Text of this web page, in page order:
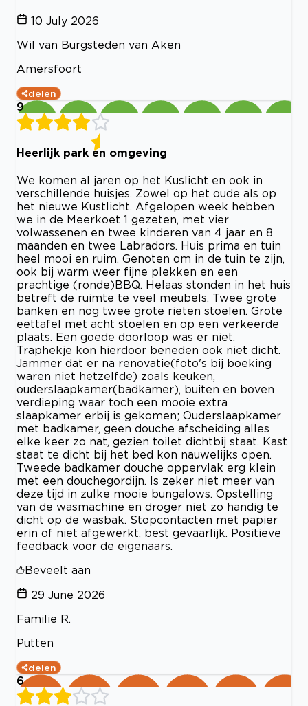
10 July 2026
Wil van Burgsteden van Aken
Amersfoort
delen
9
Heerlijk park en omgeving
We komen al jaren op het Kuslicht en ook in
verschillende huisjes. Zowel op het oude als op
het nieuwe Kustlicht. Afgelopen week hebben
we in de Meerkoet 1 gezeten, met vier
volwassenen en twee kinderen van 4 jaar en 8
maanden en twee Labradors. Huis prima en tuin
heel mooi en ruim. Genoten om in de tuin te zijn,
ook bij warm weer fijne plekken en een
prachtige (ronde)BBQ. Helaas stonden in het huis
betreft de ruimte te veel meubels. Twee grote
banken en nog twee grote rieten stoelen. Grote
eettafel met acht stoelen en op een verkeerde
plaats. Een goede doorloop was er niet.
Traphekje kon hierdoor beneden ook niet dicht.
Jammer dat er na renovatie(foto's bij boeking
waren niet hetzelfde) zoals keuken,
ouderslaapkamer(badkamer), buiten en boven
verdieping waar toch een mooie extra
slaapkamer erbij is gekomen; Ouderslaapkamer
met badkamer, geen douche afscheiding alles
elke keer zo nat, gezien toilet dichtbij staat. Kast
staat te dicht bij het bed kon nauwelijks open.
Tweede badkamer douche oppervlak erg klein
met een douchegordijn. Is zeker niet meer van
deze tijd in zulke mooie bungalows. Opstelling
van de wasmachine en droger niet zo handig te
dicht op de wasbak. Stopcontacten met papier
erin of niet afgewerkt, best gevaarlijk. Positieve
feedback voor de eigenaars.
Beveelt aan
29 June 2026
Familie R.
Putten
delen
6